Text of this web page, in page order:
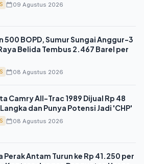
09 Agustus 2026
500 BOPD, Sumur Sungai Anggur-3
Belida Tembus 2.467 Barel per
08 Agustus 2026
Camry All-Trac 1989 Dijual Rp 48
dan Punya Potensi Jadi 'CHP'
08 Agustus 2026
Perak Antam Turun ke Rp 41.250 per